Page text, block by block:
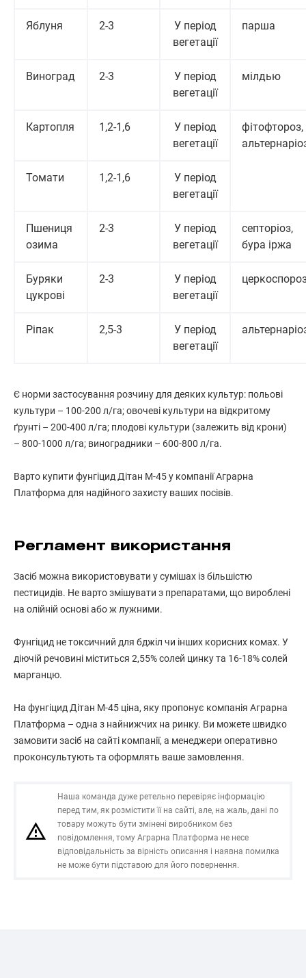
Яблуня 2-3
У період
вегетації
парша
Виноград 2-3
У період
вегетації
мілдью
Картопля 1,2-1,6
У період
вегетації
фітофтороз,
Томати 1,2-1,6
У період
вегетації
Пшениця
озима
2-3
У період
вегетації
септоріоз,
бура іржа
Буряки
цукрові
2-3
У період
вегетації
Ріпак 2,5-3
У період
вегетації
Є норми застосування розчину для деяких культур: польові
культури – 100-200 л/га; овочеві культури на відкритому
ґрунті – 200-400 л/га; плодові культури (залежить від крони)
– 800-1000 л/га; виноградники – 600-800 л/га.
Варто купити фунгіцид Дітан М-45 у компанії Аграрна
Платформа для надійного захисту ваших посівів.
Регламент використання
Засіб можна використовувати у сумішах із більшістю
пестицидів. Не варто змішувати з препаратами, що вироблені
на олійній основі або ж лужними.
Фунгіцид не токсичний для бджіл чи інших корисних комах. У
діючій речовині міститься 2,55% солей цинку та 16-18% солей
марганцю.
На фунгіцид Дітан М-45 ціна, яку пропонує компанія Аграрна
Платформа – одна з найнижчих на ринку. Ви можете швидко
замовити засіб на сайті компанії, а менеджери оперативно
проконсультують та оформлять ваше замовлення.
Наша команда дуже ретельно перевіряє інформацію
перед тим, як розмістити її на сайті, але, на жаль, дані по
товару можуть бути змінені виробником без
повідомлення, тому Аграрна Платформа не несе
відповідальність за вірність описання і наявна помилка
не може бути підставою для його повернення.